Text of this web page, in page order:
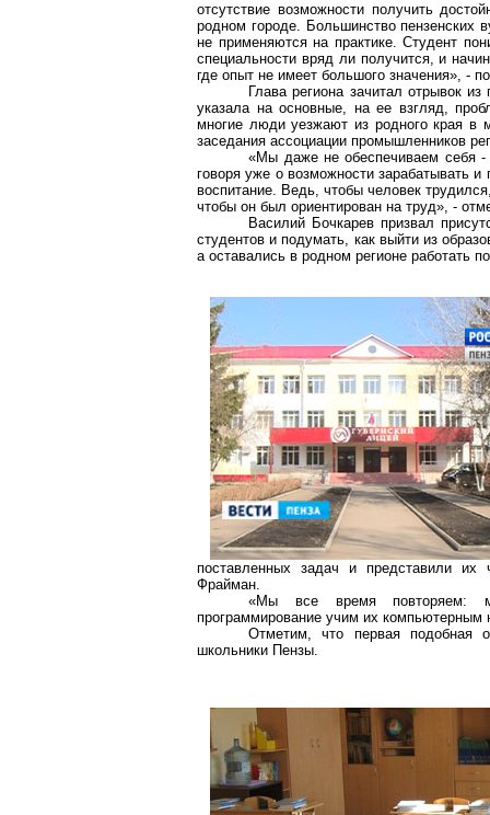
отсутствие возможности получить
родном городе. Большинство пензенских
не применяются на практике. Студент
специальности вряд ли получится, и
где опыт не имеет большого значения», -
Глава региона зачитал отрывок
указала на основные, на ее взгляд,
многие люди уезжают из родного края в
заседания ассоциации промышленников
«Мы даже не обеспечиваем себя
говоря уже о возможности зарабатывать
воспитание. Ведь, чтобы человек
чтобы он был ориентирован на труд», -
Василий Бочкарев призвал
студентов и подумать, как выйти из
а оставались в родном регионе работать
поставленных задач и представили
Фрайман.
«Мы все время повторяем:
программирование учим их
Отметим, что первая подобная
школьники Пензы.